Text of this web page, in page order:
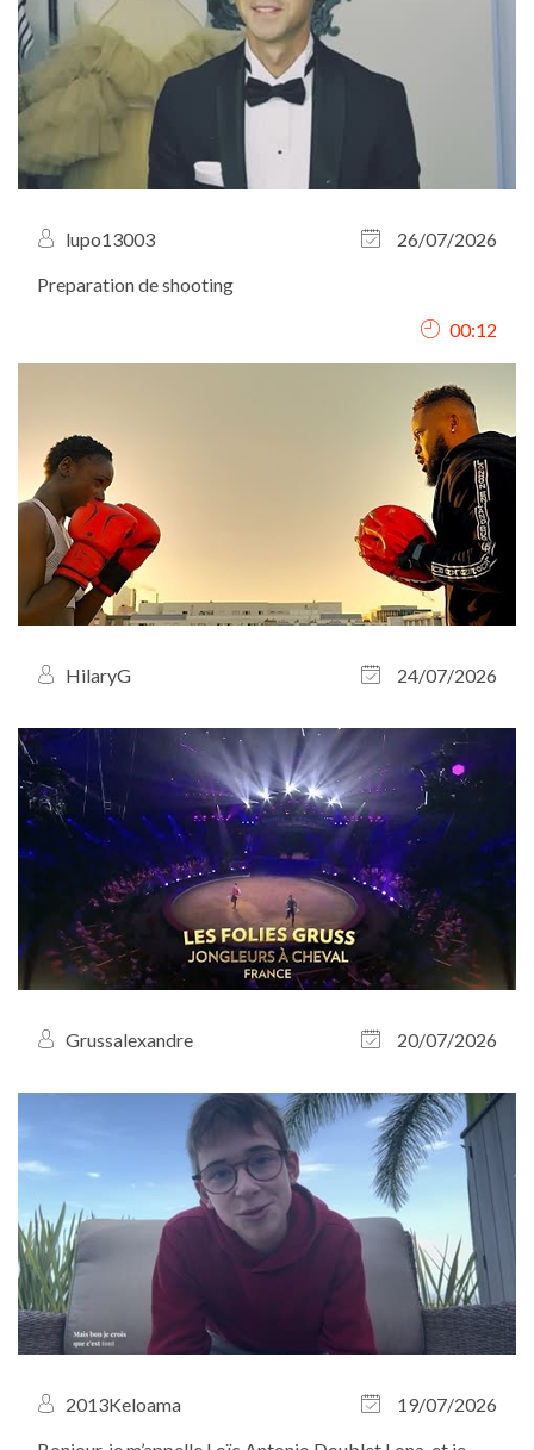
lupo13003
26/07/2026
Preparation de shooting
00:12
HilaryG 24/07/2026
Grussalexandre 20/07/2026
2013Keloama
19/07/2026